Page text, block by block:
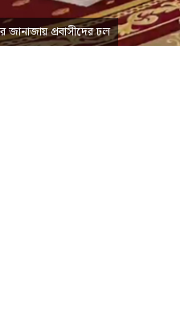
জানাজায় প্রবাসীদের ঢল